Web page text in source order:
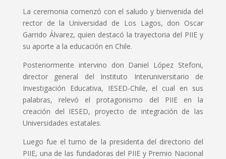
La ceremonia comenzó con el saludo y bienvenida del
rector de la Universidad de Los Lagos, don Oscar
Garrido Álvarez, quien destacó la trayectoria del PIIE y
su aporte a la educación en Chile.
Posteriormente intervino don Daniel López Stefoni,
director general del Instituto Interuniversitario de
Investigación Educativa, IESED-Chile, el cual en sus
palabras, relevó el protagonismo del PIIE en la
creación del IESED, proyecto de integración de las
Universidades estatales.
Luego fue el turno de la presidenta del directorio del
PIIE, una de las fundadoras del PIIE y Premio Nacional